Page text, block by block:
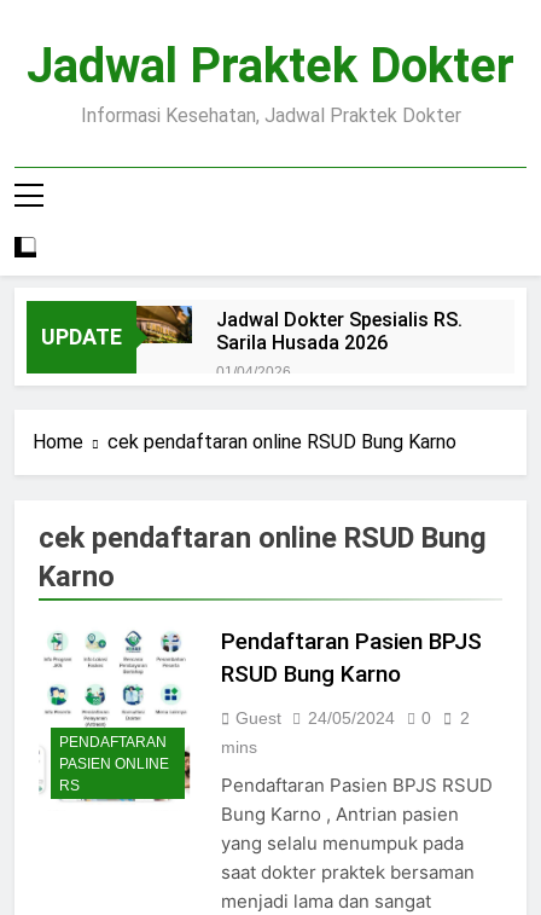
content
Jadwal Praktek Dokter
Informasi Kesehatan, Jadwal Praktek Dokter
UPDATE
Jadwal Dokter Spesialis RS.
Sarila Husada 2026
01/04/2026
15/07/2025
Pendaftaran Pasien BPJS
15/07/2025
Jadwal Praktek Dokter RS
Maguan Husada Wonogiri
Daftar online rs sarila
husada sragen
Jadwal Dokter RS. Puri Asih
Salatiga 2025
15/07/2025
Jadwal Dokter RS Mulia
Hati Wonogiri
Home cek pendaftaran online RSUD Bung Karno
cek pendaftaran online RSUD Bung
Karno
PENDAFTARAN
PASIEN ONLINE
RS
Pendaftaran Pasien BPJS
RSUD Bung Karno
Guest 24/05/2024 0
2
mins
Pendaftaran Pasien BPJS RSUD
Bung Karno , Antrian pasien
yang selalu menumpuk pada
saat dokter praktek bersaman
menjadi lama dan sangat